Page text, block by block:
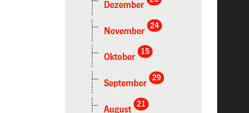
Dezember
November
24
Oktober
15
September
29
August
21